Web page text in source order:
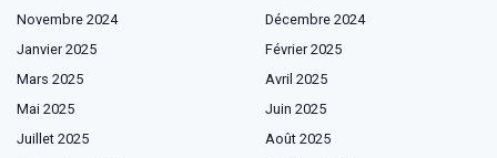
Novembre 2024
Décembre 2024
Janvier 2025
Février 2025
Mars 2025
Avril 2025
Mai 2025
Juin 2025
Juillet 2025
Août 2025